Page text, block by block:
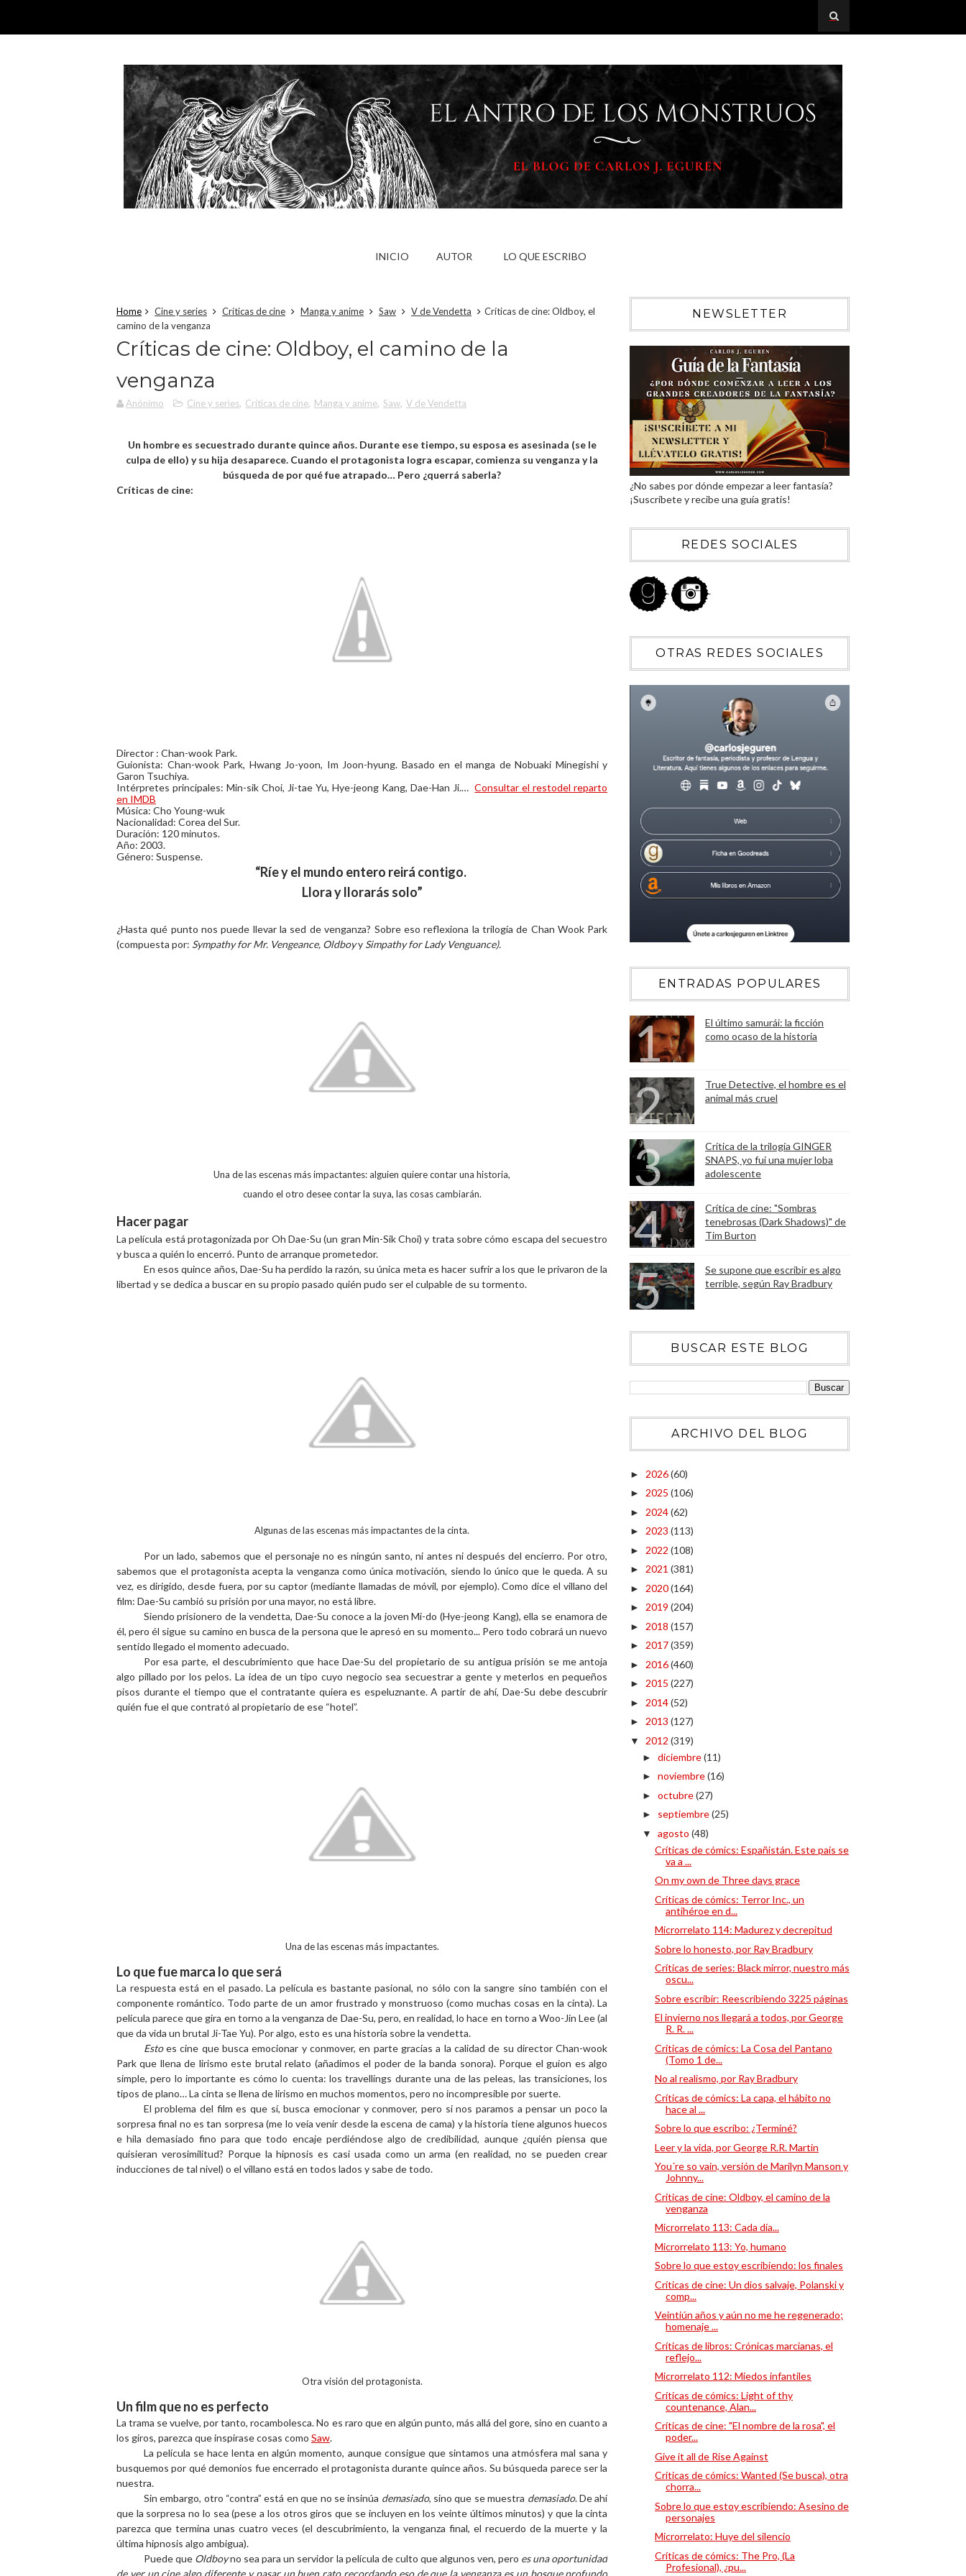
INICIO AUTOR LO QUE ESCRIBO
Home Cine y series Críticas de cine Manga y anime Saw V de Vendetta
Críticas de cine: Oldboy, el
camino de la venganza
Críticas de cine: Oldboy, el camino de la
venganza
Anónimo Cine y series, Críticas de cine, Manga y anime, Saw, V de Vendetta
Un hombre es secuestrado durante quince años. Durante ese tiempo, su esposa es asesinada (se le
culpa de ello) y su hija desaparece. Cuando el protagonista logra escapar, comienza su venganza y la
búsqueda de por qué fue atrapado… Pero ¿querrá saberla?
Críticas de cine:
Director : Chan-wook Park.
Guionista: Chan-wook Park, Hwang Jo-yoon, Im Joon-hyung. Basado en el manga de Nobuaki Minegishi y
Garon Tsuchiya.
Intérpretes principales: Min-sik Choi, Ji-tae Yu, Hye-jeong Kang, Dae-Han Ji.…Consultar el restodel reparto
en IMDB
Música: Cho Young-wuk
Nacionalidad: Corea del Sur.
Duración: 120 minutos.
Año: 2003.
Género: Suspense.
“Ríe y el mundo entero reirá contigo.
Llora y llorarás solo”
¿Hasta qué punto nos puede llevar la sed de venganza? Sobre eso reflexiona la trilogía de Chan Wook Park
(compuesta por: Sympathy for Mr. Vengeance, Oldboyy Simpathy for Lady Venguance).
Una de las escenas más impactantes: alguien quiere contar una historia,
cuando el otro desee contar la suya, las cosas cambiarán.
Hacer pagar
La película está protagonizada por Oh Dae-Su (un gran Min-Sik Choi) y trata sobre cómo escapa del secuestro
y busca a quién lo encerró. Punto de arranque prometedor.
En esos quince años, Dae-Su ha perdido la razón, su única meta es hacer sufrir a los que le privaron de la
libertad y se dedica a buscar en su propio pasado quién pudo ser el culpable de su tormento.
Algunas de las escenas más impactantes de la cinta.
Por un lado, sabemos que el personaje no es ningún santo, ni antes ni después del encierro. Por otro,
sabemos que el protagonista acepta la venganza como única motivación, siendo lo único que le queda. A su
vez, es dirigido, desde fuera, por su captor (mediante llamadas de móvil, por ejemplo). Como dice el villano del
film: Dae-Su cambió su prisión por una mayor, no está libre.
Siendo prisionero de la vendetta, Dae-Su conoce a la joven Mi-do (Hye-jeong Kang), ella se enamora de
él, pero él sigue su camino en busca de la persona que le apresó en su momento... Pero todo cobrará un nuevo
sentido llegado el momento adecuado.
Por esa parte, el descubrimiento que hace Dae-Su del propietario de su antigua prisión se me antoja
algo pillado por los pelos. La idea de un tipo cuyo negocio sea secuestrar a gente y meterlos en pequeños
pisos durante el tiempo que el contratante quiera es espeluznante. A partir de ahí, Dae-Su debe descubrir
quién fue el que contrató al propietario de ese “hotel”.
Una de las escenas más impactantes.
Lo que fue marca lo que será
La respuesta está en el pasado. La película es bastante pasional, no sólo con la sangre sino también con el
componente romántico. Todo parte de un amor frustrado y monstruoso (como muchas cosas en la cinta). La
película parece que gira en torno a la venganza de Dae-Su, pero, en realidad, lo hace en torno a Woo-Jin Lee (al
que da vida un brutal Ji-Tae Yu). Por algo, esto es una historia sobre la vendetta.
Estoes cine que busca emocionar y conmover, en parte gracias a la calidad de su director Chan-wook
Park que llena de lirismo este brutal relato (añadimos el poder de la banda sonora).Porque el guion es algo
simple, pero lo importante es cómo lo cuenta: los travellings durante una de las peleas, las transiciones, los
tipos de plano… La cinta se llena de lirismo en muchos momentos, pero no incompresible por suerte.
El problema del film es que sí, busca emocionar y conmover, pero si nos paramos a pensar un poco la
sorpresa final no es tan sorpresa (me lo veía venir desde la escena de cama) y la historia tiene algunos huecos
e hila demasiado fino para que todo encaje perdiéndose algo de credibilidad, aunque ¿quién piensa que
quisieran verosimilitud? Porque la hipnosis es casi usada como un arma (en realidad, no se pueden crear
inducciones de tal nivel) o el villano está en todos lados y sabe de todo.
Otra visión del protagonista.
Un film que no es perfecto
La trama se vuelve, por tanto, rocambolesca. No es raro que en algún punto, más allá del gore, sino en cuanto a
los giros, parezca que inspirase cosas como Saw.
La película se hace lenta en algún momento, aunque consigue que sintamos una atmósfera mal sana y
busquemos por qué demonios fue encerrado el protagonista durante quince años. Su búsqueda parece ser la
nuestra.
Sin embargo, otro “contra” está en que no se insinúa demasiado, sino que se muestra demasiado. De ahí
que la sorpresa no lo sea (pese a los otros giros que se incluyen en los veinte últimos minutos) y que la cinta
parezca que termina unas cuatro veces (el descubrimiento, la venganza final, el recuerdo de la muerte y la
última hipnosis algo ambigua).
Puede que Oldboyno sea para un servidor la película de culto que algunos ven, pero es una oportunidad
de ver un cine algo diferente y pasar un buen rato recordando eso de que la venganza es un bosque profundo
NEWSLETTER
¿No sabes por dónde empezar a leer fantasía?
¡Suscríbete y recibe una guía gratis!
REDES SOCIALES
OTRAS REDES SOCIALES
ENTRADAS POPULARES
El último samurái: la ficción
como ocaso de la historia
True Detective, el hombre es el
animal más cruel
Crítica de la trilogía GINGER
SNAPS, yo fui una mujer loba
adolescente
Crítica de cine: "Sombras
tenebrosas (Dark Shadows)" de
Tim Burton
Se supone que escribir es algo
terrible, según Ray Bradbury
BUSCAR ESTE BLOG
ARCHIVO DEL BLOG
► 2026(60)
► 2025 (106)
► 2024(62)
► 2023 (113)
► 2022 (108)
► 2021 (381)
► 2020(164)
► 2019 (204)
► 2018 (157)
► 2017(359)
► 2016(460)
► 2015 (227)
► 2014(52)
► 2013 (127)
▼ 2012 (319)
► diciembre(11)
► noviembre(16)
► octubre(27)
► septiembre(25)
▼ agosto (48)
Críticas de cómics: Españistán. Este país se
va a ...
On my own de Three days grace
Críticas de cómics: Terror Inc., un
antihéroe en d...
Microrrelato 114: Madurez y decrepitud
Sobre lo honesto, por Ray Bradbury
Críticas de series: Black mirror, nuestro más
oscu...
Sobre escribir: Reescribiendo 3225 páginas
El invierno nos llegará a todos, por George
R. R. ...
Críticas de cómics: La Cosa del Pantano
(Tomo 1 de...
No al realismo, por Ray Bradbury
Críticas de cómics: La capa, el hábito no
hace al ...
Sobre lo que escribo: ¿Terminé?
Leer y la vida, por George R.R. Martin
You´re so vain, versión de Marilyn Manson y
Johnny...
Críticas de cine: Oldboy, el camino de la
venganza
Microrrelato 113: Cada día...
Microrrelato 113: Yo, humano
Sobre lo que estoy escribiendo: los finales
Críticas de cine: Un dios salvaje, Polanski y
comp...
Veintiún años y aún no me he regenerado;
homenaje ...
Críticas de libros: Crónicas marcianas, el
reflejo...
Microrrelato 112: Miedos infantiles
Críticas de cómics: Light of thy
countenance, Alan...
Críticas de cine: "El nombre de la rosa", el
poder...
Give it all de Rise Against
Críticas de cómics: Wanted (Se busca), otra
chorra...
Sobre lo que estoy escribiendo: Asesino de
personajes
Microrrelato: Huye del silencio
Críticas de cómics: The Pro, (La
Profesional), ¿pu...